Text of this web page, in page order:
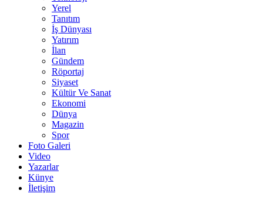
Yerel
Tanıtım
İş Dünyası
Yatırım
İlan
Gündem
Röportaj
Siyaset
Kültür Ve Sanat
Ekonomi
Dünya
Magazin
Spor
Foto Galeri
Video
Yazarlar
Künye
İletişim